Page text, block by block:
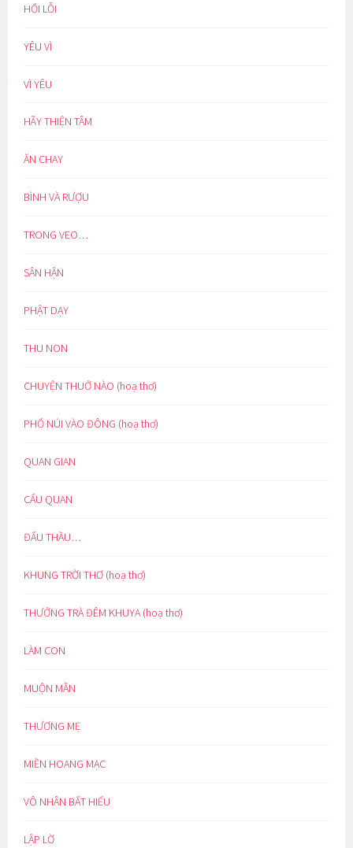
HỐI LỖI
YÊU VÌ
VÌ YÊU
HÃY THIỆN TÂM
ĂN CHAY
BÌNH VÀ RƯỢU
TRONG VEO…
SÂN HẬN
PHẬT DẠY
THU NON
CHUYỆN THUỞ NÀO (hoạ thơ)
PHỐ NÚI VÀO ĐÔNG (hoạ thơ)
QUAN GIAN
CẨU QUAN
ĐẤU THẦU…
KHUNG TRỜI THƠ (hoạ thơ)
THƯỞNG TRÀ ĐÊM KHUYA (hoạ thơ)
LÀM CON
MUỘN MẰN
THƯƠNG MẸ
MIỀN HOANG MẠC
VÔ NHÂN BẤT HIẾU
LẬP LỜ